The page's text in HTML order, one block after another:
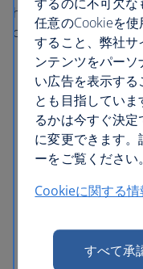
hotels in London
conveniently situated
ソフィテル・ロ
間は、屋根付き
す。
Hilton Garden
Terminal 2 via a
Terminal 3 by a
Thistle London
bus service.
任意のCookieを
すること、弊社サ
ンテンツをパー
い広告を表示する
とも目指してい
るかは今すぐ決
に変更できます
ーをご覧ください。
Cookieに関する情
すべて承